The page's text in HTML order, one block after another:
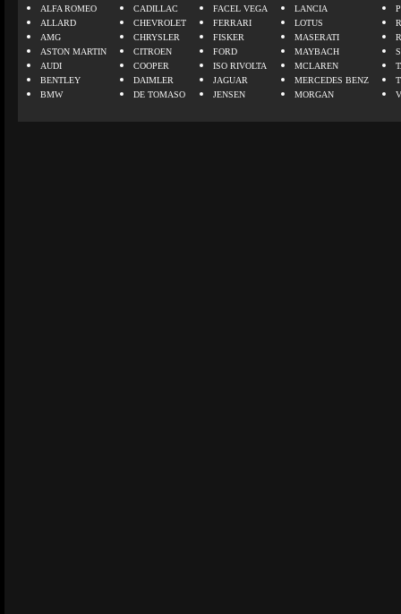
ALFA ROMEO
ALLARD
AMG
ASTON MARTIN
AUDI
BENTLEY
BMW
CADILLAC
CHEVROLET
CHRYSLER
CITROEN
COOPER
DAIMLER
DE TOMASO
FACEL VEGA
FERRARI
FISKER
FORD
ISO RIVOLTA
JAGUAR
JENSEN
LANCIA
LOTUS
MASERATI
MAYBACH
MCLAREN
MERCEDES BENZ
MORGAN